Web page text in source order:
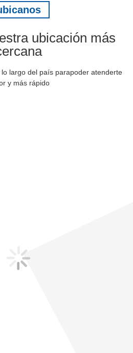
ubicación más
largo del país parapoder atenderte
y más rápido